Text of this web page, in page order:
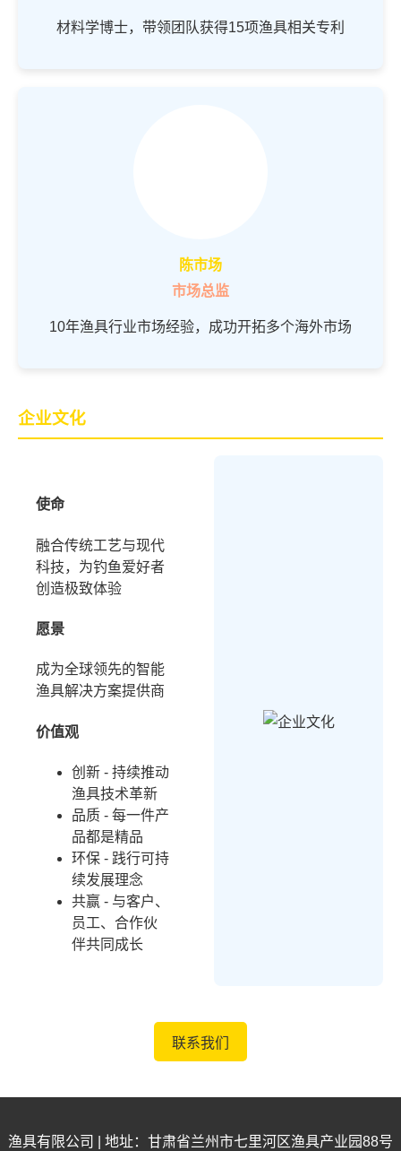
材料学博士，带领团队获得15项渔具相关专利
陈市场
市场总监
10年渔具行业市场经验，成功开拓多个海外市场
企业文化
使命
融合传统工艺与现代
科技，为钓鱼爱好者
创造极致体验
愿景
成为全球领先的智能
渔具解决方案提供商
价值观
创新 - 持续推动
渔具技术革新
品质 - 每一件产
品都是精品
环保 - 践行可持
续发展理念
共赢 - 与客户、
员工、合作伙
伴共同成长
联系我们
渔具有限公司 | 地址：甘肃省兰州市七里河区渔具产业园88号